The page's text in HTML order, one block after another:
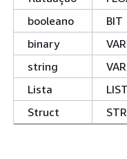
booleano
BIT
binary
string
Lista
LIST
Struct